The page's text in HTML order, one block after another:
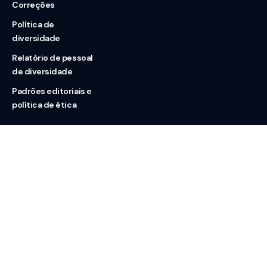
Correções
Política de
diversidade
Relatório de pessoal
de diversidade
Padrões editoriais e
política de ética